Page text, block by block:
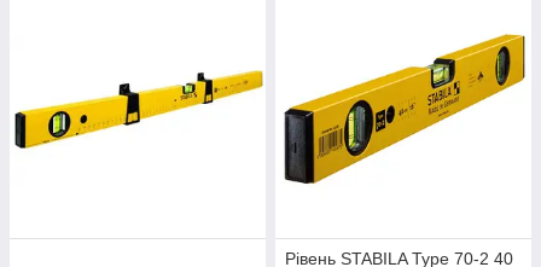
Рівень STABILA Type 70-2 40